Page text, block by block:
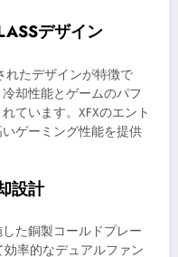
デザイン
れたデザインが特徴で
却性能とゲームのパフ
ています。XFXのエント
ゲーミング性能を提供
設計
た銅製コールドプレー
効率的なデュアルファン